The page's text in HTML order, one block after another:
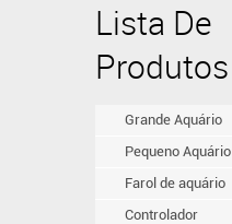
Lista De
Produtos
Grande Aquário
Pequeno Aquário
Farol de aquário
Controlador